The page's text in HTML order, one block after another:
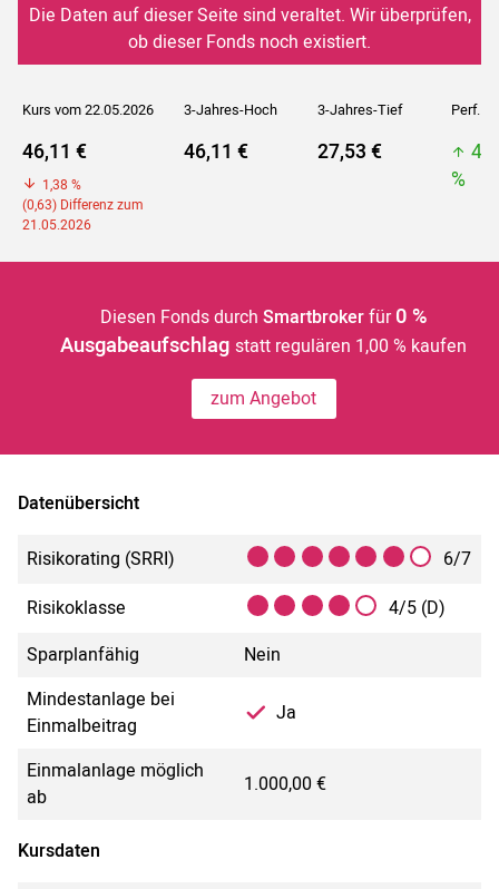
Die Daten auf dieser Seite sind veraltet. Wir überprüfen,
ob dieser Fonds noch existiert.
Kurs vom 22.05.2026 3-Jahres-Hoch 3-Jahres-Tief Perf. 5J
46,11 €
1,38 %
(0,63) Differenz zum
21.05.2026
46,11 € 27,53 €
%
Diesen Fonds durch Smartbrokerfür 0 %
Ausgabeaufschlagstatt regulären 1,00 % kaufen
zum Angebot
Datenübersicht
Risikorating (SRRI)
6/7
Risikoklasse
4/5 (D)
Sparplanfähig
Nein
Mindestanlage bei
Einmalbeitrag
Ja
Einmalanlage möglich
ab
1.000,00 €
Kursdaten